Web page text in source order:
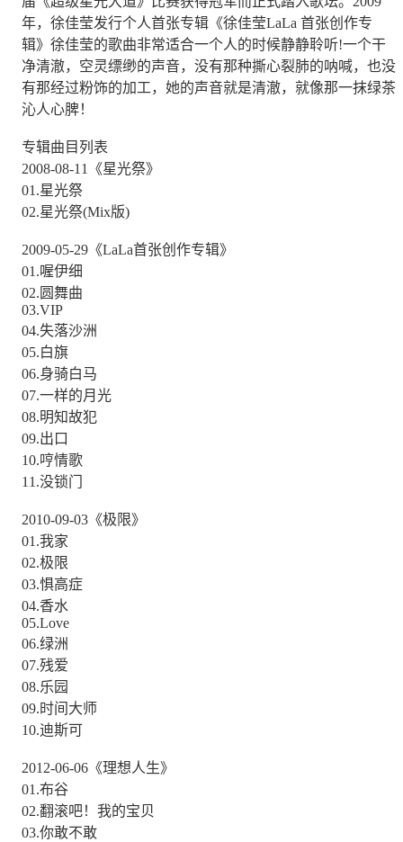
年，徐佳莹发行个人首张专辑《徐佳莹LaLa 首张创作专
辑》徐佳莹的歌曲非常适合一个人的时候静静聆听!一个干
净清澈，空灵缥缈的声音，没有那种撕心裂肺的呐喊，也没
有那经过粉饰的加工，她的声音就是清澈，就像那一抹绿茶
沁人心脾！
专辑曲目列表
2008-08-11《星光祭》
01.星光祭
02.星光祭(Mix版)
2009-05-29《LaLa首张创作专辑》
01.喔伊细
02.圆舞曲
03.VIP
04.失落沙洲
05.白旗
06.身骑白马
07.一样的月光
08.明知故犯
09.出口
10.哼情歌
11.没锁门
2010-09-03《极限》
01.我家
02.极限
03.惧高症
04.香水
05.Love
06.绿洲
07.残爱
08.乐园
09.时间大师
10.迪斯可
2012-06-06《理想人生》
01.布谷
02.翻滚吧！我的宝贝
03.你敢不敢